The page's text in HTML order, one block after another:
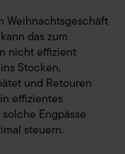
Weihnachtsgeschäft
das zum
nicht effizient
Stocken,
und Retouren
effizientes
Engpässe
steuern.